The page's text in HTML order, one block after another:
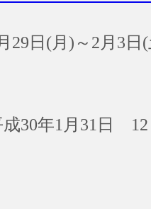
29日(月)～2月3
成30年1月31日 12